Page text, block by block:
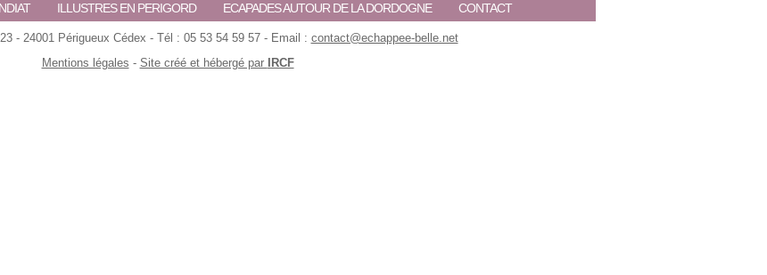
ILLUSTRES EN PERIGORD ECAPADES AUTOUR DE LA DORDOGNE CONTACT
- 24001 Périgueux Cédex - Tél : 05 53 54 59 57 - Email : contact@echappee-belle.net
Mentions légales - Site créé et hébergé par IRCF